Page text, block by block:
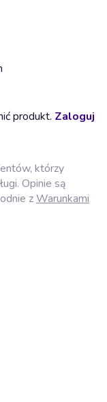
produkt. Zaloguj
którzy
Opinie są
zWarunkami